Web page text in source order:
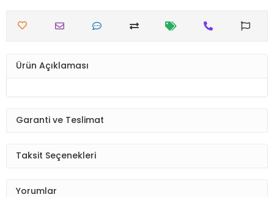
Ürün Açıklaması
Garanti ve Teslimat
Taksit Seçenekleri
Yorumlar